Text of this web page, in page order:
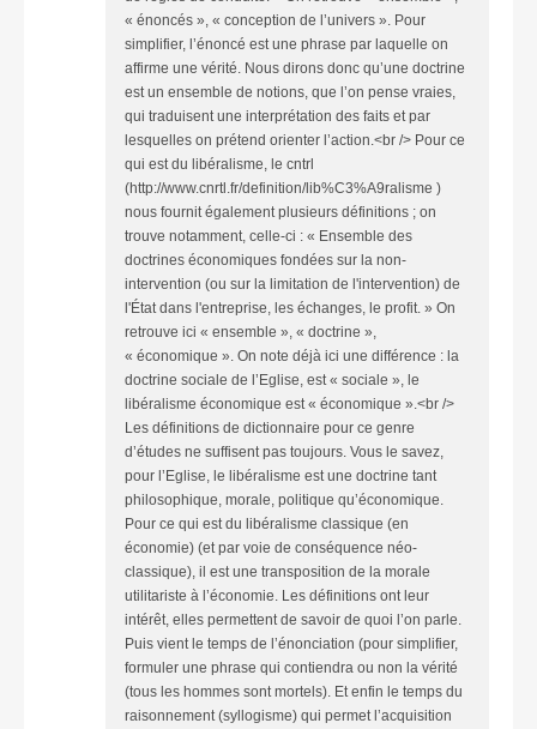
« énoncés », « conception de l’univers ». Pour
simplifier, l’énoncé est une phrase par laquelle on
affirme une vérité. Nous dirons donc qu’une doctrine
est un ensemble de notions, que l’on pense vraies,
qui traduisent une interprétation des faits et par
lesquelles on prétend orienter l’action.<br /> Pour ce
qui est du libéralisme, le cntrl
(http://www.cnrtl.fr/definition/lib%C3%A9ralisme )
nous fournit également plusieurs définitions ; on
trouve notamment, celle-ci : « Ensemble des
doctrines économiques fondées sur la non-
intervention (ou sur la limitation de l'intervention) de
l'État dans l'entreprise, les échanges, le profit. » On
retrouve ici « ensemble », « doctrine »,
« économique ». On note déjà ici une différence : la
doctrine sociale de l’Eglise, est « sociale », le
libéralisme économique est « économique ».<br />
Les définitions de dictionnaire pour ce genre
d’études ne suffisent pas toujours. Vous le savez,
pour l’Eglise, le libéralisme est une doctrine tant
philosophique, morale, politique qu’économique.
Pour ce qui est du libéralisme classique (en
économie) (et par voie de conséquence néo-
classique), il est une transposition de la morale
utilitariste à l’économie. Les définitions ont leur
intérêt, elles permettent de savoir de quoi l’on parle.
Puis vient le temps de l’énonciation (pour simplifier,
formuler une phrase qui contiendra ou non la vérité
(tous les hommes sont mortels). Et enfin le temps du
raisonnement (syllogisme) qui permet l’acquisition